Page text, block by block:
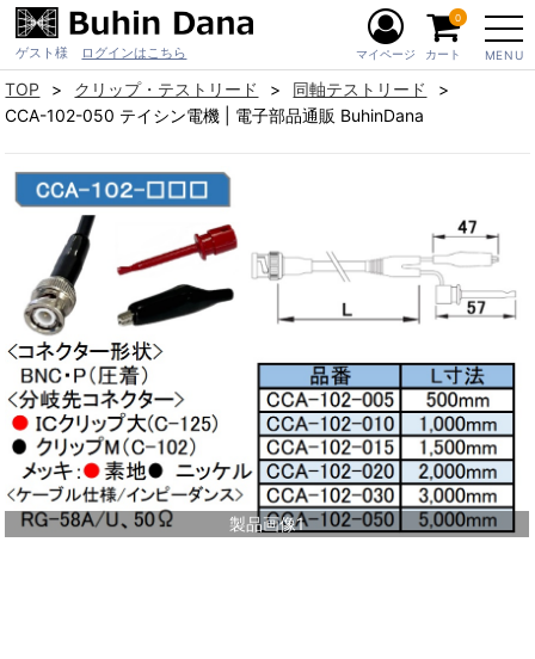
ゲスト様 ログインはこちら MENU
マイページ カート
0
TOP クリップ・テストリード
同軸テストリード
CCA-102-050 テイシン電機 | 電子部品通販 BuhinDana
製品画像1